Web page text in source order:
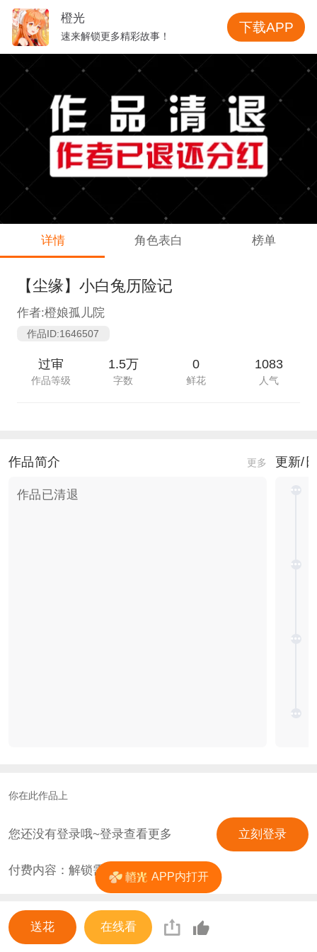
详情 角色表白 榜单
【尘缘】小白兔历险记
作者:橙娘孤儿院
作品ID:1646507
过审
作品等级
1.5万
字数
0
鲜花
1083
人气
作品简介 更多
作品已清退
更新/
你在此作品上
您还没有登录哦~登录查看更多 立刻登录
付费内容：解锁需 0花
送花 在线看
橙光
速来解锁更多精彩故事！
下载APP
APP内打开